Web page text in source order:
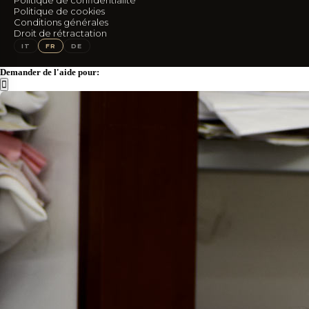
SUIVEZ-NOUS
IG FB
Politique de cookies
Conditions générales
Droit de rétractation
IT FR DE
Demander de l'aide pour: